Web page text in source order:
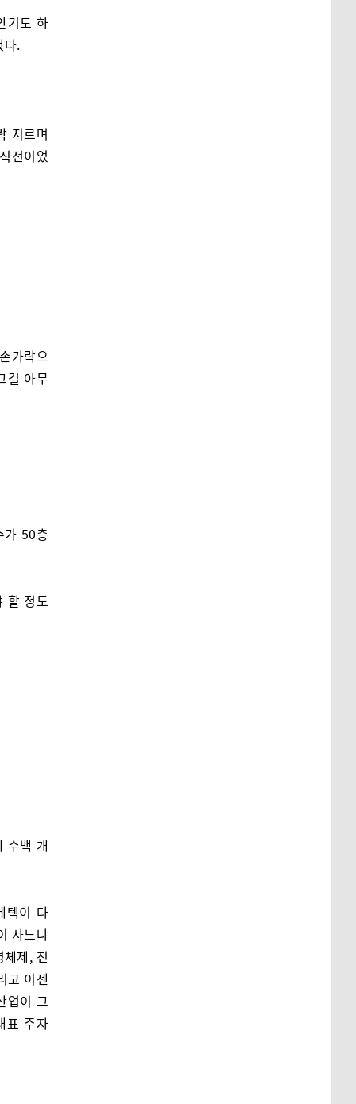
기도 하
다.
지르며
전이었
가락으
걸 아무
가 50층
할 정도
수백 개
텍이 다
사느냐
제, 전
고 이젠
업이 그
표 주자